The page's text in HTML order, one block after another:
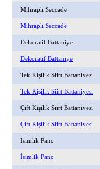
Mihraplı Seccade
Mihraplı Seccade
Dekoratif Battaniye
Dekoratif Battaniye
Tek Kişilik Siirt Battaniyesi
Tek Kişilik Siirt Battaniyesi
Çift Kişilik Siirt Battaniyesi
Çift Kişilik Siirt Battaniyesi
İsimlik Pano
İsimlik Pano